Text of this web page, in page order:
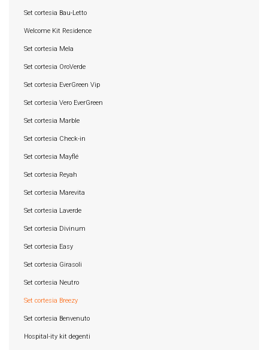
Set cortesia Bau-Letto
Welcome Kit Residence
Set cortesia Mela
Set cortesia OroVerde
Set cortesia EverGreen Vip
Set cortesia Vero EverGreen
Set cortesia Marble
Set cortesia Check-in
Set cortesia Mayflé
Set cortesia Reyah
Set cortesia Marevita
Set cortesia Laverde
Set cortesia Divinum
Set cortesia Easy
Set cortesia Girasoli
Set cortesia Neutro
Set cortesia Breezy
Set cortesia Benvenuto
Hospital-ity kit degenti